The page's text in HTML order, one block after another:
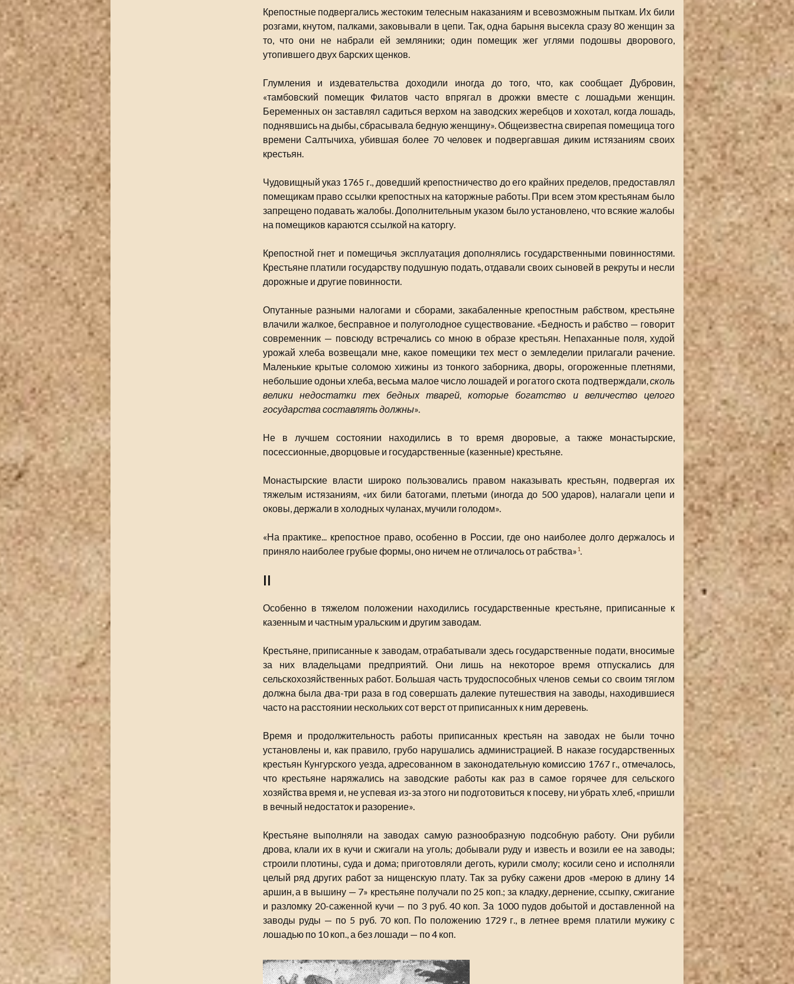
Крепостные подвергались жестоким телесным наказаниям и всевозможным пыткам. Их били
розгами, кнутом, палками, заковывали в цепи. Так, одна барыня высекла сразу 80 женщин за
то, что они не набрали ей земляники; один помещик жег углями подошвы дворового,
утопившего двух барских щенков.
Глумления и издевательства доходили иногда до того, что, как сообщает Дубровин,
«тамбовский помещик Филатов часто впрягал в дрожки вместе с лошадьми женщин.
Беременных он заставлял садиться верхом на заводских жеребцов и хохотал, когда лошадь,
поднявшись на дыбы, сбрасывала бедную женщину». Общеизвестна свирепая помещица того
времени Салтычиха, убившая более 70 человек и подвергавшая диким истязаниям своих
крестьян.
Чудовищный указ 1765 г., доведший крепостничество до его крайних пределов, предоставлял
помещикам право ссылки крепостных на каторжные работы. При всем этом крестьянам было
запрещено подавать жалобы. Дополнительным указом было установлено, что всякие жалобы
на помещиков караются ссылкой на каторгу.
Крепостной гнет и помещичья эксплуатация дополнялись государственными повинностями.
Крестьяне платили государству подушную подать, отдавали своих сыновей в рекруты и несли
дорожные и другие повинности.
Опутанные разными налогами и сборами, закабаленные крепостным рабством, крестьяне
влачили жалкое, бесправное и полуголодное существование. «Бедность и рабство — говорит
современник — повсюду встречались со мною в образе крестьян. Непаханные поля, худой
урожай хлеба возвещали мне, какое помещики тех мест о земледелии прилагали рачение.
Маленькие крытые соломою хижины из тонкого заборника, дворы, огороженные плетнями,
небольшие одоньи хлеба, весьма малое число лошадей и рогатого скота подтверждали,сколь
велики недостатки тех бедных тварей, которые богатство и величество целого
государства составлять должны».
Не в лучшем состоянии находились в то время дворовые, а также монастырские,
посессионные, дворцовые и государственные (казенные) крестьяне.
Монастырские власти широко пользовались правом наказывать крестьян, подвергая их
тяжелым истязаниям, «их били батогами, плетьми (иногда до 500 ударов), налагали цепи и
оковы, держали в холодных чуланах, мучили голодом».
«На практике... крепостное право, особенно в России, где оно наиболее долго держалось и
приняло наиболее грубые формы, оно ничем не отличалось от рабства»1.
II
Особенно в тяжелом положении находились государственные крестьяне, приписанные к
казенным и частным уральским и другим заводам.
Крестьяне, приписанные к заводам, отрабатывали здесь государственные подати, вносимые
за них владельцами предприятий. Они лишь на некоторое время отпускались для
сельскохозяйственных работ. Большая часть трудоспособных членов семьи со своим тяглом
должна была два-три раза в год совершать далекие путешествия на заводы, находившиеся
часто на расстоянии нескольких сот верст от приписанных к ним деревень.
Время и продолжительность работы приписанных крестьян на заводах не были точно
установлены и, как правило, грубо нарушались администрацией. В наказе государственных
крестьян Кунгурского уезда, адресованном в законодательную комиссию 1767 г., отмечалось,
что крестьяне наряжались на заводские работы как раз в самое горячее для сельского
хозяйства время и, не успевая из-за этого ни подготовиться к посеву, ни убрать хлеб, «пришли
в вечный недостаток и разорение».
Крестьяне выполняли на заводах самую разнообразную подсобную работу. Они рубили
дрова, клали их в кучи и сжигали на уголь; добывали руду и известь и возили ее на заводы;
строили плотины, суда и дома; приготовляли деготь, курили смолу; косили сено и исполняли
целый ряд других работ за нищенскую плату. Так за рубку сажени дров «мерою в длину 14
аршин, а в вышину — 7» крестьяне получали по 25 коп.; за кладку, дернение, ссыпку, сжигание
и разломку 20-саженной кучи — по 3 руб. 40 коп. За 1000 пудов добытой и доставленной на
заводы руды — по 5 руб. 70 коп. По положению 1729 г., в летнее время платили мужику с
лошадью по 10 коп., а без лошади — по 4 коп.